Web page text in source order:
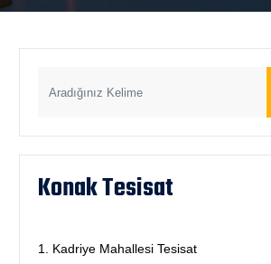
Konak Tesisat
1. Kadriye Mahallesi Tesisat